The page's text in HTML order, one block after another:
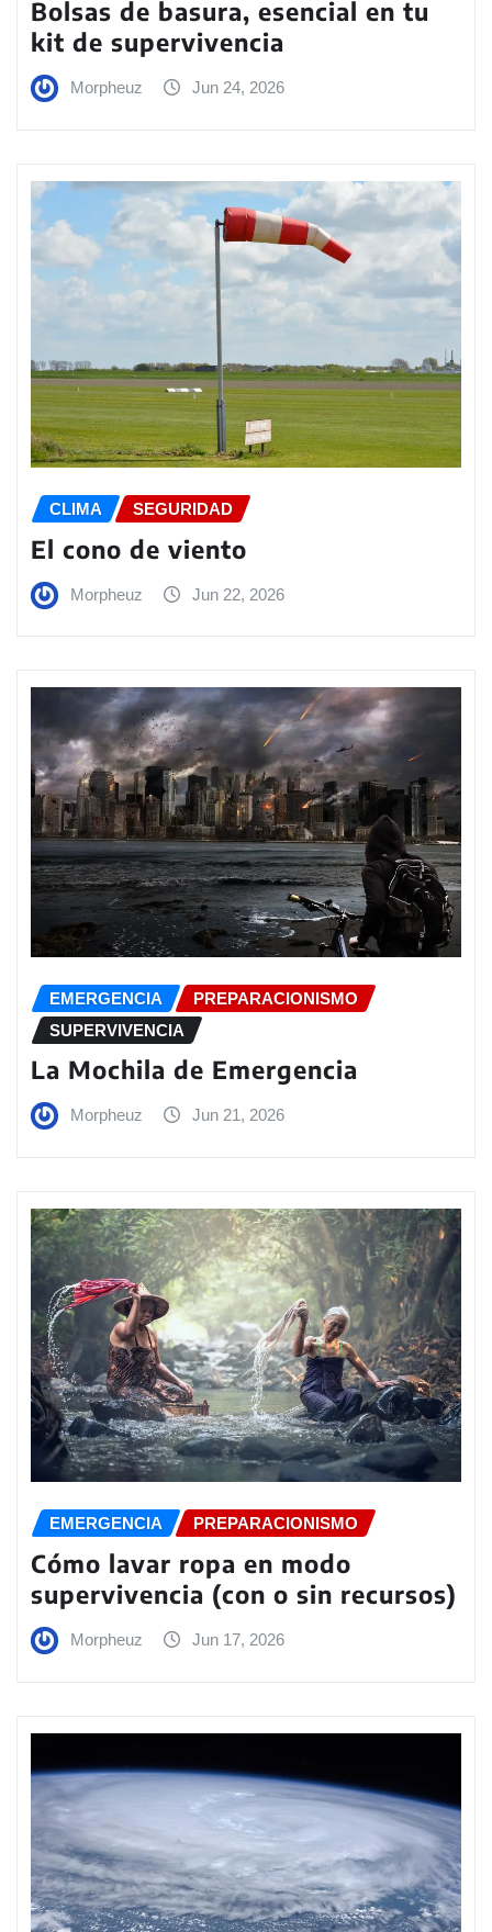
Bolsas de basura, esencial en tu
kit de supervivencia
Morpheuz Jun 24, 2026
CLIMA SEGURIDAD
El cono de viento
Morpheuz Jun 22, 2026
EMERGENCIA
PREPARACIONISMO
SUPERVIVENCIA
La Mochila de Emergencia
Morpheuz Jun 21, 2026
EMERGENCIA PREPARACIONISMO
Cómo lavar ropa en modo
supervivencia (con o sin recursos)
Morpheuz Jun 17, 2026